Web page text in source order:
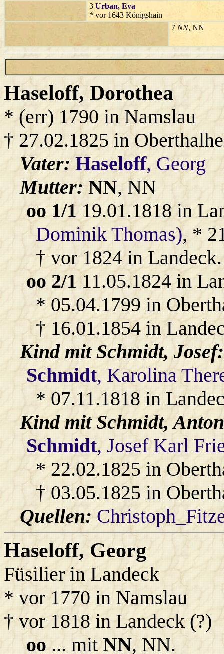
3 Urban, Eva
* vor 1643 Königshain
7 NN, NN
Haseloff, Dorothea
* (err) 1790 in Namslau
† 27.02.1825 in
Vater:Haseloff, Georg
Mutter:NN, NN
oo 1/1 19.01.1818 in
Dominik Thomas), *
† vor 1824 in Landeck.
oo 2/111.05.1824 in
* 05.04.1799 in
† 16.01.1854 in
Kind mit Schmidt, Josef:
Schmidt, Karolina
* 07.11.1818 in
Kind mitSchmidt,
Schmidt, Josef Karl
* 22.02.1825 in
† 03.05.1825 in
Quellen:
Haseloff, Georg
Füsilier in Landeck
* vor 1770 in Namslau
† vor 1818 in Landeck (?)
oo... mitNN, NN.